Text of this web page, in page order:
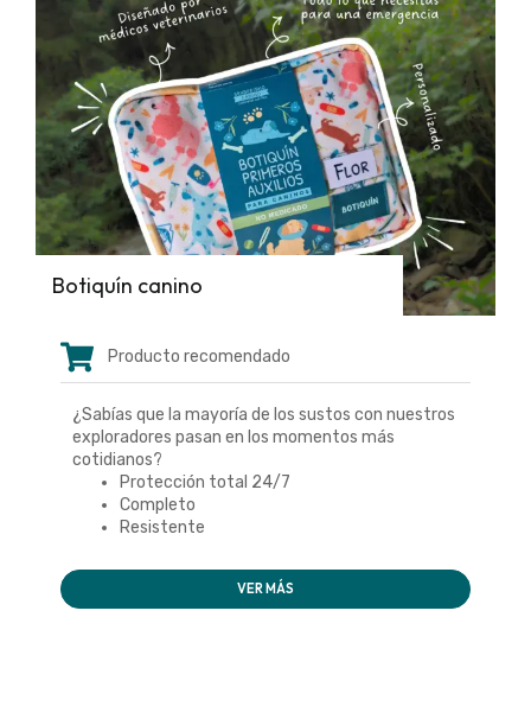
Botiquín canino
Producto recomendado
¿Sabías que la mayoría de los sustos con nuestros
exploradores pasan en los momentos más
cotidianos?
Protección total 24/7
Completo
Resistente
VER MÁS